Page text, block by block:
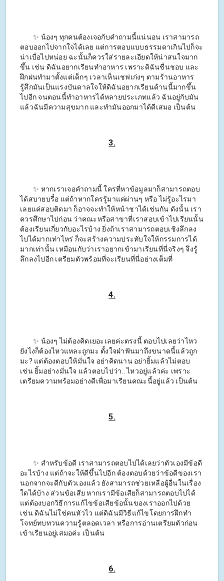
✨ น้องๆ ทุกคนต้องเจอกับคำถามนี้แน่นอน เราสามารถ
ตอบออกไปจากใจได้เลย แต่การตอบแบบธรรมดาเกินไปก็จะ
น่าเบื่อไปหน่อย ฉะนั้นก็ควรใส่รายละเอียดให้น่าสนใจมาก
ขึ้น เช่น ดิฉันอยากเรียนทำอาหาร เพราะดิฉันชื่นชอบ และ
ฝึกฝนทำมาตั้งแต่เด็กๆ เวลาเห็นเชฟเก่งๆ ตามร้านอาหาร
รู้สึกมันเป็นแรงบันดาลใจให้ดิฉันอยากเรียนด้านนี้มากขึ้น
ไปอีก จนตอนนี้ทำอาหารได้หลายประเภทแล้ว ฉันอยู่กับมัน
แล้วฉันมีความสุขมาก และทำมันออกมาได้ดีเสมอ เป็นต้น
3.
✨ หากเราเจอคำถามนี้ ใครที่หาข้อมูลมาก็สามารถตอบ
ได้สบายบรื๋อ แต่ถ้าหากใครรู้มาแค่ผ่านๆ หรือ ไม่รู้อะไรมา
เลยแค่สอบติดมา ก็อาจจะทำให้หน้าชาได้เช่นกัน ดังนั้น เรา
ควรศึกษาไปก่อน ว่าคณะหรือสาขาที่เราสอบเข้าไปเรียนนั้น
ต้องเรียนเกี่ยวกับอะไรบ้าง ยิ่งถ้าเราสามารถตอบเชิงลึกลง
ไปได้มากเท่าไหร่ ก็จะสร้างความประทับใจให้กรรมการได้
มากเท่านั้น เหมือนกับว่าเราอยากเข้ามาเรียนที่นี่จริงๆ จึงรู้
ลึกลงไปอีก เตรียมตัวพร้อมที่จะเรียนที่นี่อย่างเต็มที่
4.
✨ น้องๆ ไม่ต้องคิดเยอะเลยค่ะตรงนี้ ตอบไปเลยว่าไหว
ยังไงก็ต้องไหวแหละถูกมะ ตั้งใจฝ่าฟันมาถึงขนาดนี้แล้วถูก
มะ? แต่ต้องตอบให้มั่นใจ อย่าคิดนาน อย่ายิ้มแล้วไม่ตอบ
เช่น ยิ้มอย่างมั่นใจ แล้วตอบไปว่า.. ไหวอยู่แล้วค่ะ เพราะ
เตรียมความพร้อมอย่างดีเพื่อมาเรียนคณะนี้อยู่แล้ว เป็นต้น
5.
✨ สำหรับข้อดี เราสามารถตอบไปได้เลยว่าตัวเองมีข้อดี
อะไรบ้าง แต่ถ้าจะให้ดีขึ้นไปอีก ต้องตอบด้วยว่าข้อดีของเรา
นอกจากจะดีกับตัวเองแล้ว ยังสามารถช่วยเหลือผู้อื่นในเรื่อง
ใดได้บ้าง ส่วนข้อเสีย หากเรามีข้อเสียก็สามารถตอบไปได้
แต่ต้องบอกวิธีการแก้ไขข้อเสียข้อนั้นของเราออกไปด้วย
เช่น ดิฉันไม่ใช่คนหัวไว แต่ดิฉันมีวิธีแก้ไขโดยการฝึกทำ
โจทย์ทบทวนความรู้ตลอดเวลา หรือการอ่านเตรียมตัวก่อน
เข้าเรียนอยู่เสมอค่ะ เป็นต้น
6.